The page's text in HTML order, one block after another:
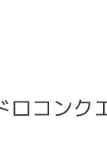
ロコン